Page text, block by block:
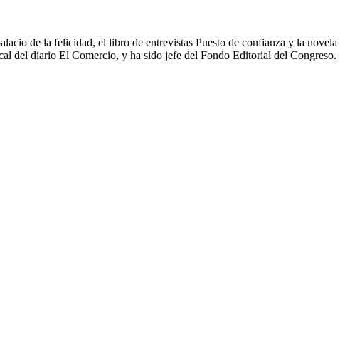
de la felicidad, el libro de entrevistas Puesto de confianza y la novela
del diario El Comercio, y ha sido jefe del Fondo Editorial del Congreso.